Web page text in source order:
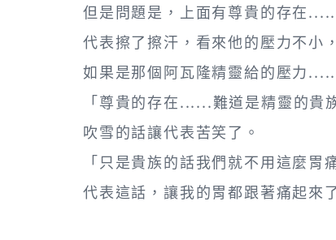
但是問題是，上面有尊貴的存在
代表擦了擦汗，看來他的壓力不小，
如果是那個阿瓦隆精靈給的壓力
「尊貴的存在......難道是精靈的貴
吹雪的話讓代表苦笑了。
「只是貴族的話我們就不用這麼
代表這話，讓我的胃都跟著痛起來